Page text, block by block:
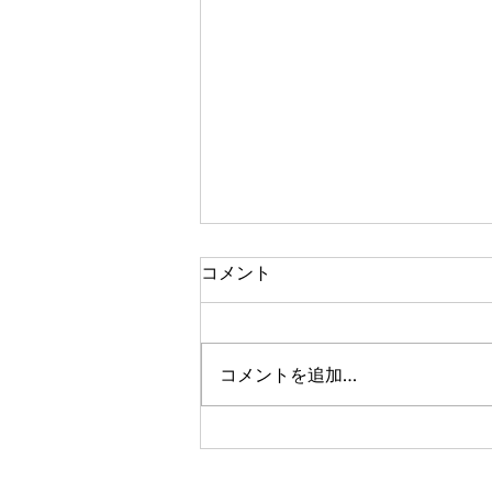
アフターイメージ
メトロイドヴァニア系アクション
はよくわかんない。 目的地は遥
か東……本当に遥か東だあ。マジ
コメント
コメントを追加…